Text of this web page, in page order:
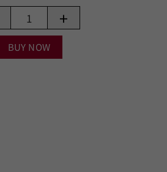
HK$470.00.
+
BUY NOW